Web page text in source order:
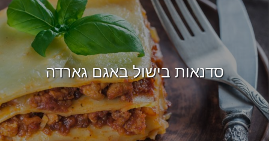
סדנאות בישול באגם גארדה